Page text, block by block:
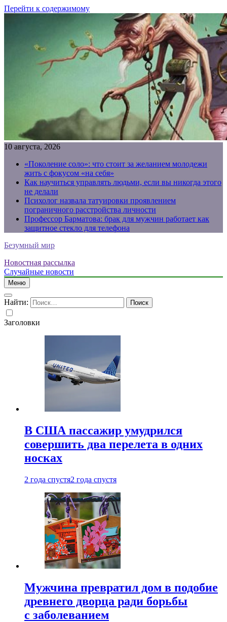
Перейти к содержимому
10 августа, 2026
«Поколение соло»: что стоит за желанием молодежи
жить с фокусом «на себя»
Как научиться управлять людьми, если вы никогда этого
не делали
Психолог назвала татуировки проявлением
пограничного расстройства личности
Профессор Барматова: брак для мужчин работает как
защитное стекло для телефона
Безумный мир
Новостная рассылка
Случайные новости
Меню
Найти:
Заголовки
В США пассажир умудрился
совершить два перелета в одних
носках
2 года спустя2 года спустя
Мужчина превратил дом в подобие
древнего дворца ради борьбы
с заболеванием